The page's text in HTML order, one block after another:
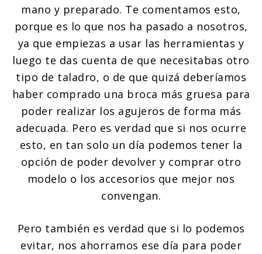
mano y preparado. Te comentamos esto,
porque es lo que nos ha pasado a nosotros,
ya que empiezas a usar las herramientas y
luego te das cuenta de que necesitabas otro
tipo de taladro, o de que quizá deberíamos
haber comprado una broca más gruesa para
poder realizar los agujeros de forma más
adecuada. Pero es verdad que si nos ocurre
esto, en tan solo un día podemos tener la
opción de poder devolver y comprar otro
modelo o los accesorios que mejor nos
convengan.
Pero también es verdad que si lo podemos
evitar, nos ahorramos ese día para poder